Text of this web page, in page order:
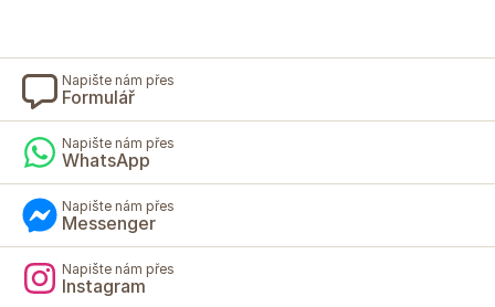
Napište nám přes
Formulář
Napište nám přes
WhatsApp
Napište nám přes
Messenger
Napište nám přes
Instagram